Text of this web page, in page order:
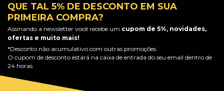
QUE TAL 5% DE DESCONTO EM SUA
PRIMEIRA COMPRA?
Assinando a newsletter você recebe um cupom de 5%, novidades,
ofertas e muito mais!
*Desconto não acumulativo com outras promoções.
O cupom de desconto estará na caixa de entrada do seu email dentro de
24 horas.